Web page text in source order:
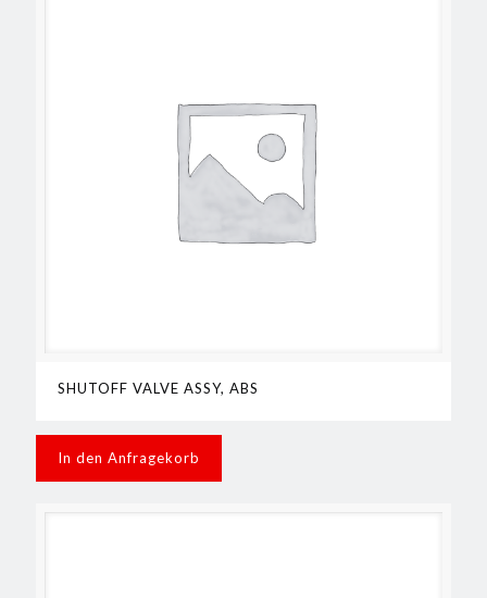
SHUTOFF VALVE ASSY, ABS
In den Anfragekorb